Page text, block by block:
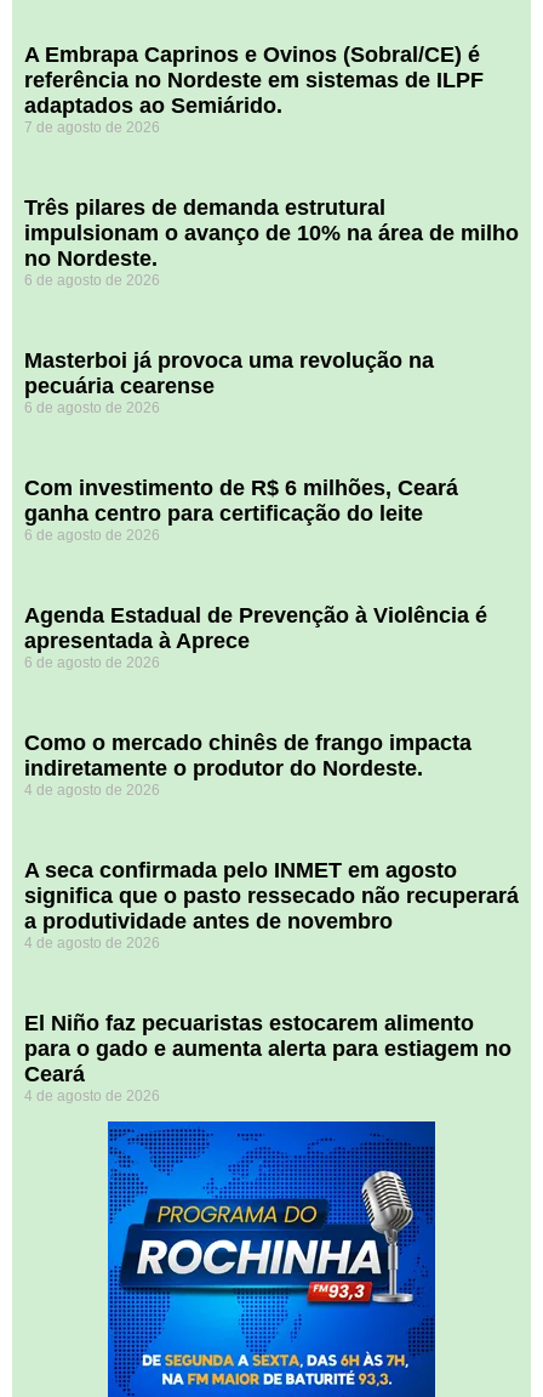
A Embrapa Caprinos e Ovinos (Sobral/CE) é
referência no Nordeste em sistemas de ILPF
adaptados ao Semiárido.
7 de agosto de 2026
​Três pilares de demanda estrutural
impulsionam o avanço de 10% na área de milho
no Nordeste.
6 de agosto de 2026
Masterboi já provoca uma revolução na
pecuária cearense
6 de agosto de 2026
Com investimento de R$ 6 milhões, Ceará
ganha centro para certificação do leite
6 de agosto de 2026
Agenda Estadual de Prevenção à Violência é
apresentada à Aprece
6 de agosto de 2026
​Como o mercado chinês de frango impacta
indiretamente o produtor do Nordeste.
4 de agosto de 2026
A seca confirmada pelo INMET em agosto
significa que o pasto ressecado não recuperará
a produtividade antes de novembro
4 de agosto de 2026
El Niño faz pecuaristas estocarem alimento
para o gado e aumenta alerta para estiagem no
Ceará
4 de agosto de 2026